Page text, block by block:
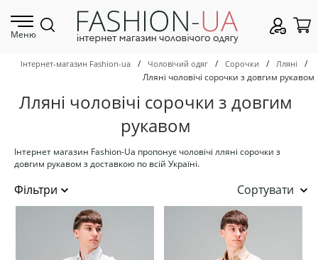
Меню
Інтернет-магазин Fashion-ua / Чоловічий одяг / Сорочки / Лляні
/
Лляні чоловічі сорочки з довгим рукавом
Лляні чоловічі сорочки з довгим
рукавом
Інтернет магазин Fashion-Ua пропонує чоловічі лляні сорочки з
довгим рукавом з доставкою по всій Україні.
Сортувати